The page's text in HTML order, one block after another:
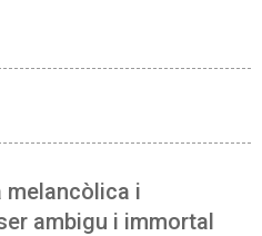
melancòlica i
ambigu i immortal